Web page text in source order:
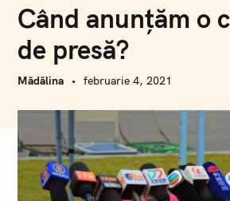
Când anunțăm o
de presă?
Mădălina februarie 4, 2021